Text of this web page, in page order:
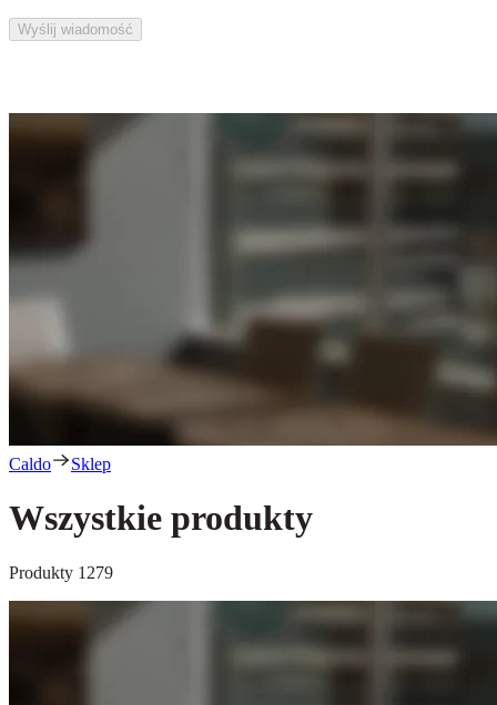
Wyślij wiadomość
Caldo Sklep
Wszystkie produkty
Produkty 1279